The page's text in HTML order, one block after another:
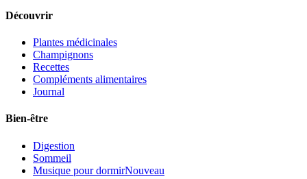
Découvrir
Plantes médicinales
Champignons
Recettes
Compléments alimentaires
Journal
Bien-être
Digestion
Sommeil
Musique pour dormirNouveau